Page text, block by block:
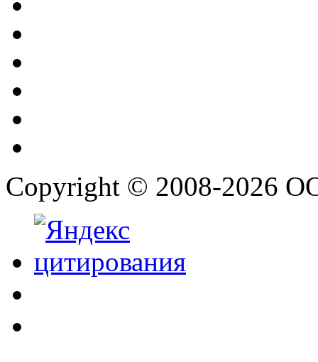
Copyright © 2008-2026